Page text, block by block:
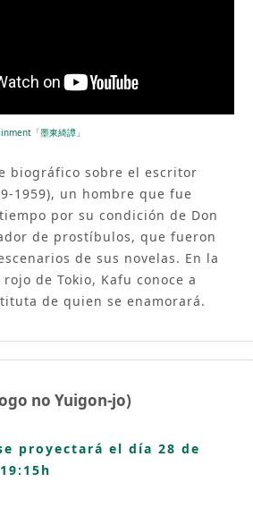
「墨東綺譚」
biográfico sobre el escritor
1959), un hombre que fue
por su condición de Don
de prostíbulos, que fueron
de sus novelas. En la
de Tokio, Kafu conoce a
de quien se enamorará.
no Yuigon-jo)
proyectará el día 28 de